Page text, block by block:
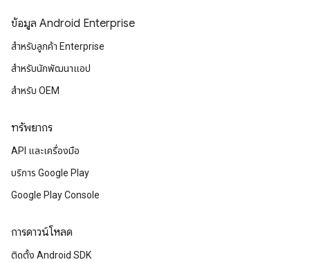
ข้อมูล Android Enterprise
สำหรับลูกค้า Enterprise
สำหรับนักพัฒนาแอป
สำหรับ OEM
ทรัพยากร
API และเครื่องมือ
บริการ Google Play
Google Play Console
การดาวน์โหลด
ติดตั้ง Android SDK